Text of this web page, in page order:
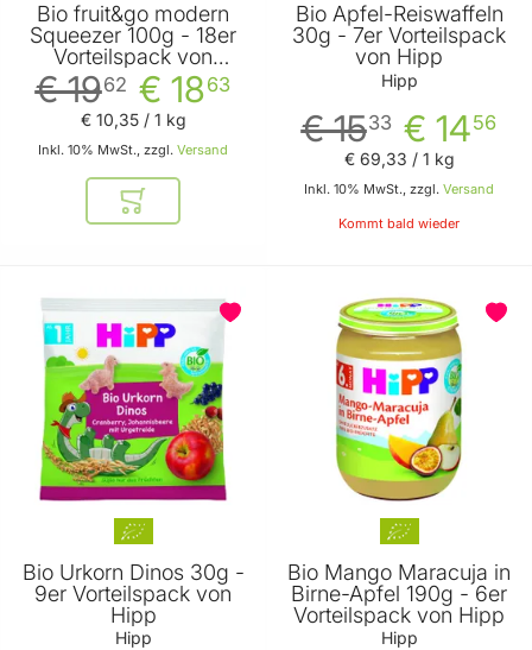
Bio fruit&go modern
Squeezer 100g - 18er
Vorteilspack von
Machland
€ 1863
€ 1962
Inkl. 10% MwSt., zzgl. Versand
€ 10,35/ 1 kg
In den Warenkorb
Bio Apfel-Reiswaffeln
30g - 7er Vorteilspack
von Hipp
Hipp
€ 1456
€ 1533
Inkl. 10% MwSt., zzgl. Versand
€ 69,33 / 1 kg
Kommt bald wieder
Bio Urkorn Dinos 30g -
9er Vorteilspack von
Hipp
Hipp
Bio Mango Maracuja in
Birne-Apfel 190g - 6er
Vorteilspack von Hipp
Hipp